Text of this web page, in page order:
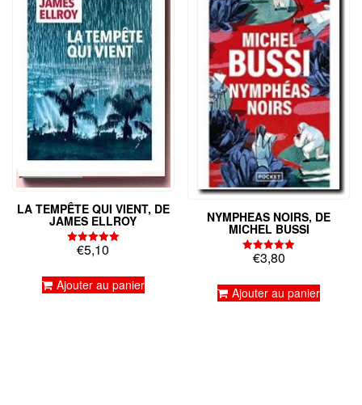
LA TEMPÊTE QUI VIENT, DE
JAMES ELLROY
Note
€5,10
Ajouter au panier
NYMPHEAS NOIRS, DE
MICHEL BUSSI
Note
€3,80
Ajouter au panier